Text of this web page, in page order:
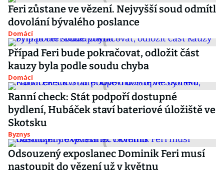
Feri zůstane ve vězení. Nejvyšší soud odmítl
dovolání bývalého poslance
Domácí
Případ Feri bude pokračovat, odložit část
kauzy byla podle soudu chyba
Domácí
Ranní check: Stát podpoří dostupné
bydlení, Hubáček staví bateriové úložiště ve
Skotsku
Byznys
Odsouzený exposlanec Dominik Feri musí
nastoupit do vězení už v květnu